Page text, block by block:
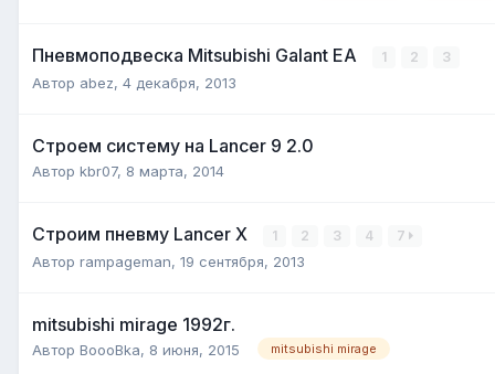
Пневмоподвеска Mitsubishi Galant EA 1 2 3
Автор abez, 4 декабря, 2013
Строем систему на Lancer 9 2.0
Автор kbr07, 8 марта, 2014
Строим пневму Lancer X 1 2 3 4 7
Автор rampageman, 19 сентября, 2013
mitsubishi mirage 1992г.
Автор BoooBka, 8 июня, 2015 mitsubishi mirage